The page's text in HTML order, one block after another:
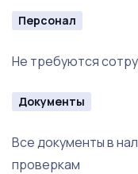
Персонал
Не требуются
Документы
Все документы в
проверкам